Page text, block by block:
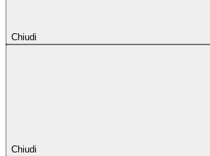
Chiudi
Chiudi